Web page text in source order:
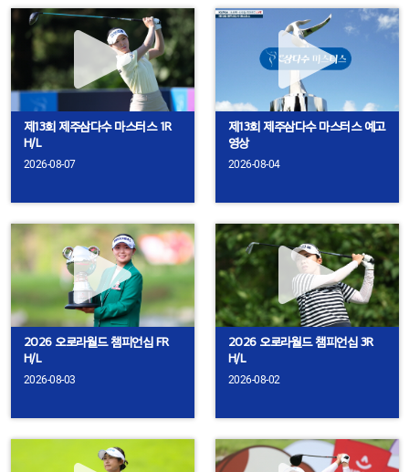
제13회 제주삼다수 마스터스 1R
H/L
2026-08-07
제13회 제주삼다수 마스터스 예고
영상
2026-08-04
2026 오로라월드 챔피언십 FR
H/L
2026-08-03
2026 오로라월드 챔피언십 3R
H/L
2026-08-02